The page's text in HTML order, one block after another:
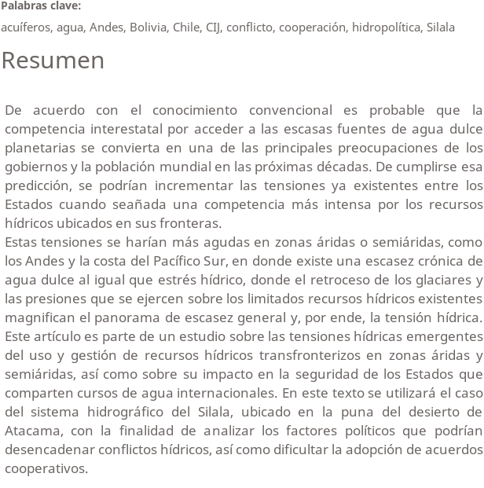
Palabras clave:
acuíferos, agua, Andes, Bolivia, Chile, CIJ, conflicto, cooperación, hidropolítica, Silala
Resumen
De acuerdo con el conocimiento convencional es probable que la
competencia interestatal por acceder a las escasas fuentes de agua dulce
planetarias se convierta en una de las principales preocupaciones de los
gobiernos y la población mundial en las próximas décadas. De cumplirse esa
predicción, se podrían incrementar las tensiones ya existentes entre los
Estados cuando seañada una competencia más intensa por los recursos
hídricos ubicados en sus fronteras.
Estas tensiones se harían más agudas en zonas áridas o semiáridas, como
los Andes y la costa del Pacífico Sur, en donde existe una escasez crónica de
agua dulce al igual que estrés hídrico, donde el retroceso de los glaciares y
las presiones que se ejercen sobre los limitados recursos hídricos existentes
magnifican el panorama de escasez general y, por ende, la tensión hídrica.
Este artículo es parte de un estudio sobre las tensiones hídricas emergentes
del uso y gestión de recursos hídricos transfronterizos en zonas áridas y
semiáridas, así como sobre su impacto en la seguridad de los Estados que
comparten cursos de agua internacionales. En este texto se utilizará el caso
del sistema hidrográfico del Silala, ubicado en la puna del desierto de
Atacama, con la finalidad de analizar los factores políticos que podrían
desencadenar conflictos hídricos, así como dificultar la adopción de acuerdos
cooperativos.